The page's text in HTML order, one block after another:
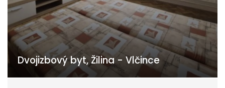
Dvojizbový byt, Žilina - Vlčince